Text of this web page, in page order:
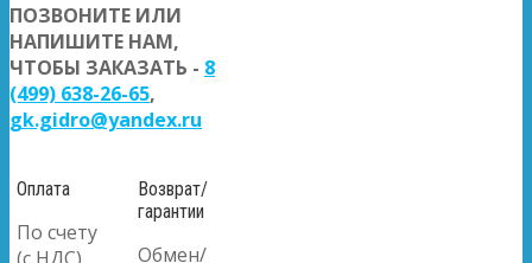
ПОЗВОНИТЕ ИЛИ
НАПИШИТЕ НАМ,
ЧТОБЫ ЗАКАЗАТЬ - 8
(499) 638-26-65,
gk.gidro@yandex.ru
Оплата
По счету
Возврат/
гарантии
Обмен/